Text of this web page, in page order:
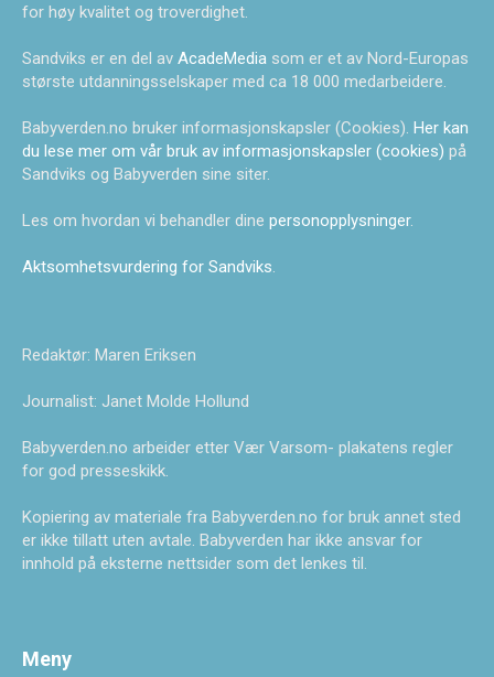
for høy kvalitet og troverdighet.
Sandviks er en del av AcadeMedia som er et av Nord-Europas
største utdanningsselskaper med ca 18 000 medarbeidere.
Babyverden.no bruker informasjonskapsler (Cookies). Her kan
du lese mer om vår bruk av informasjonskapsler (cookies) på
Sandviks og Babyverden sine siter.
Les om hvordan vi behandler dine personopplysninger.
Aktsomhetsvurdering for Sandviks
Redaktør: Maren Eriksen
Journalist: Janet Molde Hollund
Babyverden.no arbeider etter Vær Varsom- plakatens regler
for god presseskikk.
Kopiering av materiale fra Babyverden.no for bruk annet sted
er ikke tillatt uten avtale. Babyverden har ikke ansvar for
innhold på eksterne nettsider som det lenkes til.
Meny